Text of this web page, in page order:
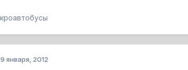
января, 2012